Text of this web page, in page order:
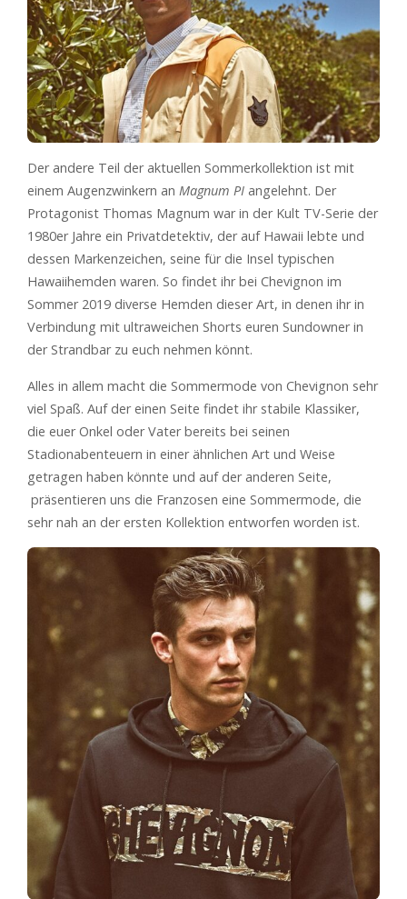
Der andere Teil der aktuellen Sommerkollektion ist mit
einem Augenzwinkern an Magnum PI angelehnt. Der
Protagonist Thomas Magnum war in der Kult TV-Serie der
1980er Jahre ein Privatdetektiv, der auf Hawaii lebte und
dessen Markenzeichen, seine für die Insel typischen
Hawaiihemden waren. So findet ihr bei Chevignon im
Sommer 2019 diverse Hemden dieser Art, in denen ihr in
Verbindung mit ultraweichen Shorts euren Sundowner in
der Strandbar zu euch nehmen könnt.
Alles in allem macht die Sommermode von Chevignon sehr
viel Spaß. Auf der einen Seite findet ihr stabile Klassiker,
die euer Onkel oder Vater bereits bei seinen
Stadionabenteuern in einer ähnlichen Art und Weise
getragen haben könnte und auf der anderen Seite,
präsentieren uns die Franzosen eine Sommermode, die
sehr nah an der ersten Kollektion entworfen worden ist.